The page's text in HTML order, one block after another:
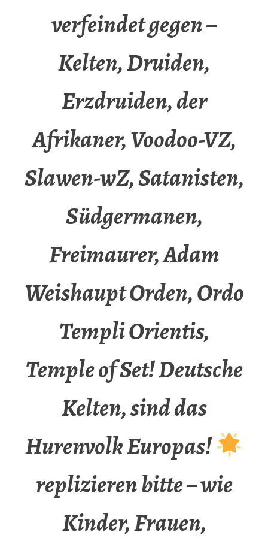
verfeindet gegen –
Kelten, Druiden,
Erzdruiden, der
Afrikaner, Voodoo-VZ,
Slawen-wZ, Satanisten,
Südgermanen,
Freimaurer, Adam
Weishaupt Orden, Ordo
Templi Orientis,
Temple of Set! Deutsche
Kelten, sind das
Hurenvolk Europas!
replizieren bitte – wie
Kinder, Frauen,